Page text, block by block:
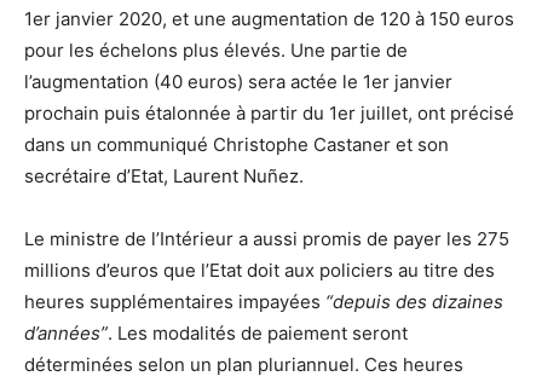
1er janvier 2020, et une augmentation de 120 à 150 euros
pour les échelons plus élevés. Une partie de
l’augmentation (40 euros) sera actée le 1er janvier
prochain puis étalonnée à partir du 1er juillet, ont précisé
dans un communiqué Christophe Castaner et son
secrétaire d’Etat, Laurent Nuñez.
Le ministre de l’Intérieur a aussi promis de payer les 275
millions d’euros que l’Etat doit aux policiers au titre des
heures supplémentaires impayées “depuis des dizaines
d’années”. Les modalités de paiement seront
déterminées selon un plan pluriannuel. Ces heures